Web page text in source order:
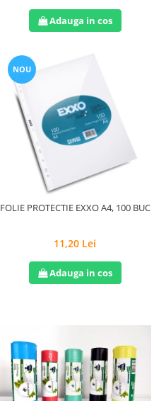
Adauga in cos
NOU
FOLIE PROTECTIE EXXO A4, 100 BUC
11,20 Lei
Adauga in cos